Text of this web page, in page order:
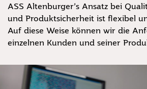
ASS Altenburger’s Ansatz bei
und Produktsicherheit ist flexibel
Auf diese Weise können wir die
einzelnen Kunden und seiner